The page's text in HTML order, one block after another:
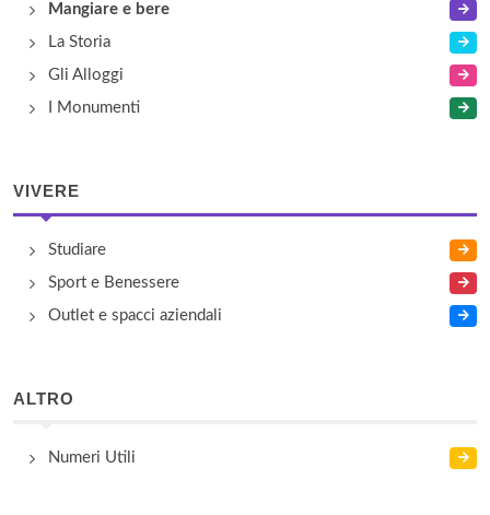
Mangiare e bere
La Storia
Gli Alloggi
I Monumenti
VIVERE
Studiare
Sport e Benessere
Outlet e spacci aziendali
ALTRO
Numeri Utili